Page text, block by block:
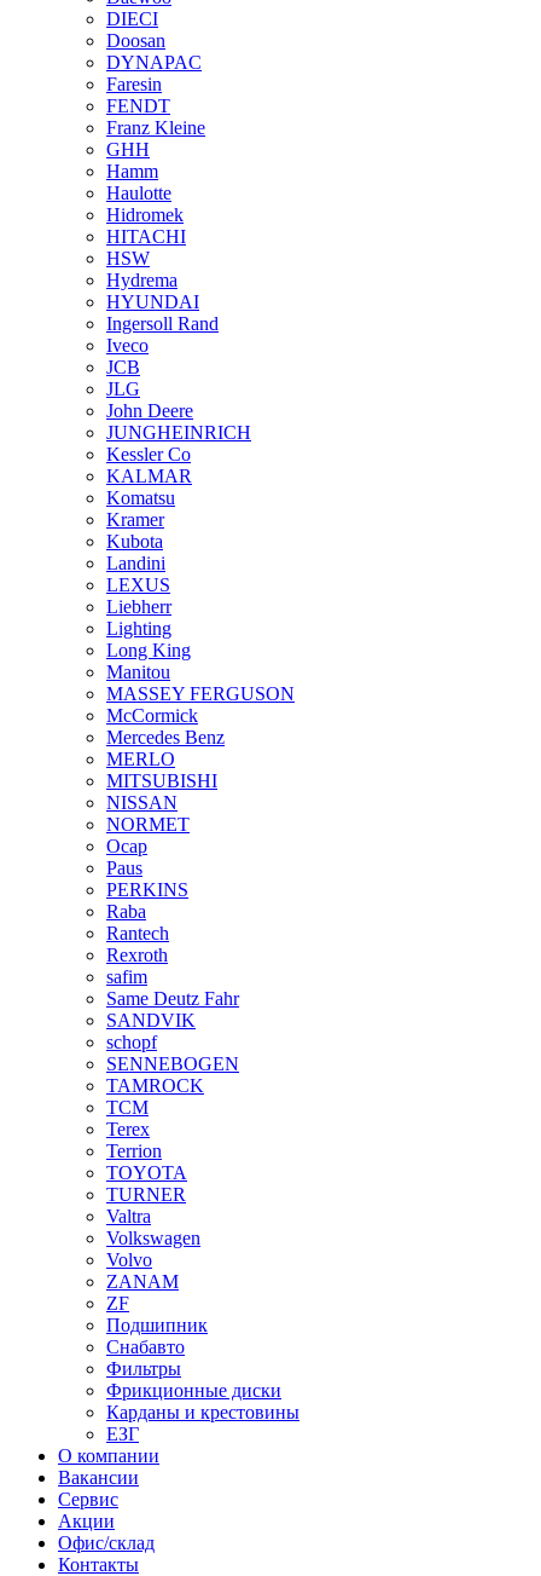
DIECI
Doosan
DYNAPAC
Faresin
FENDT
Franz Kleine
GHH
Hamm
Haulotte
Hidromek
HITACHI
HSW
Hydrema
HYUNDAI
Ingersoll Rand
Iveco
JCB
JLG
John Deere
JUNGHEINRICH
Kessler Co
KALMAR
Komatsu
Kramer
Kubota
Landini
LEXUS
Liebherr
Lighting
Long King
Manitou
MASSEY FERGUSON
McCormick
Mercedes Benz
MERLO
MITSUBISHI
NISSAN
NORMET
Ocap
Paus
PERKINS
Raba
Rantech
Rexroth
safim
Same Deutz Fahr
SANDVIK
schopf
SENNEBOGEN
TAMROCK
TCM
Terex
Terrion
TOYOTA
TURNER
Valtra
Volkswagen
Volvo
ZANAM
ZF
Подшипник
Снабавто
Фильтры
Фрикционные диски
Карданы и крестовины
ЕЗГ
О компании
Вакансии
Сервис
Акции
Офис/склад
Контакты